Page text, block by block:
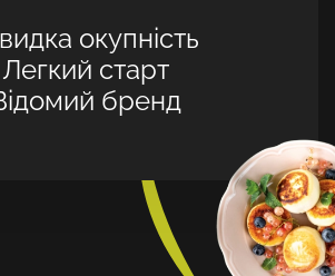
окупність
Легкий старт
бренд